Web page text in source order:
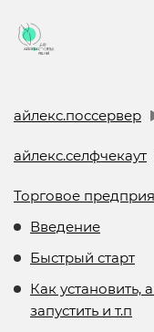
айлекс.поссервер
айлекс.селфчекаут
Торговое
Введение
Быстрый старт
Как установить,
запустить и т.п